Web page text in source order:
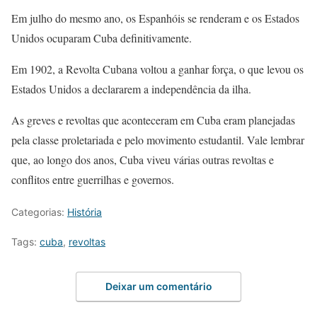
Em julho do mesmo ano, os Espanhóis se renderam e os Estados
Unidos ocuparam Cuba definitivamente.
Em 1902, a Revolta Cubana voltou a ganhar força, o que levou os
Estados Unidos a declararem a independência da ilha.
As greves e revoltas que aconteceram em Cuba eram planejadas
pela classe proletariada e pelo movimento estudantil. Vale lembrar
que, ao longo dos anos, Cuba viveu várias outras revoltas e
conflitos entre guerrilhas e governos.
Categorias: História
Tags: cuba, revoltas
Deixar um comentário